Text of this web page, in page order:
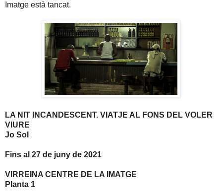
Imatge està tancat.
LA NIT INCANDESCENT. VIATJE AL FONS DEL VOLER
VIURE
Jo Sol
Fins al 27 de juny de 2021
VIRREINA CENTRE DE LA IMATGE
Planta 1